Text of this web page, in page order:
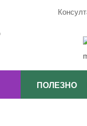
ПОЛЕЗНО